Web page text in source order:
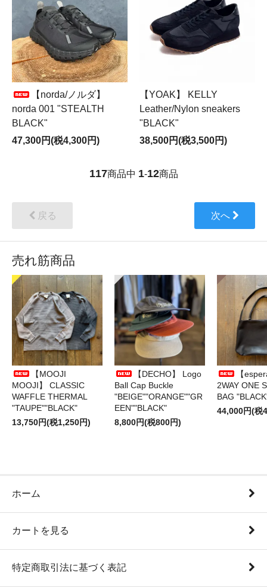
【norda/ノルダ】
norda 001 "STEALTH
BLACK"
47,300円(税4,300円)
【YOAK】 KELLY
Leather/Nylon sneakers
"BLACK"
38,500円(税3,500円)
117商品中 1-12商品
戻る 次へ
売れ筋商品
【MOOJI
MOOJI】 CLASSIC
WAFFLE THERMAL
"TAUPE""BLACK"
13,750円(税1,250円)
【DECHO】 Logo
Ball Cap Buckle
"BEIGE""ORANGE""GR
EEN""BLACK"
8,800円(税800円)
【
2WAY ONE
BAG
44,000円(税
ホーム
カートを見る
特定商取引法に基づく表記